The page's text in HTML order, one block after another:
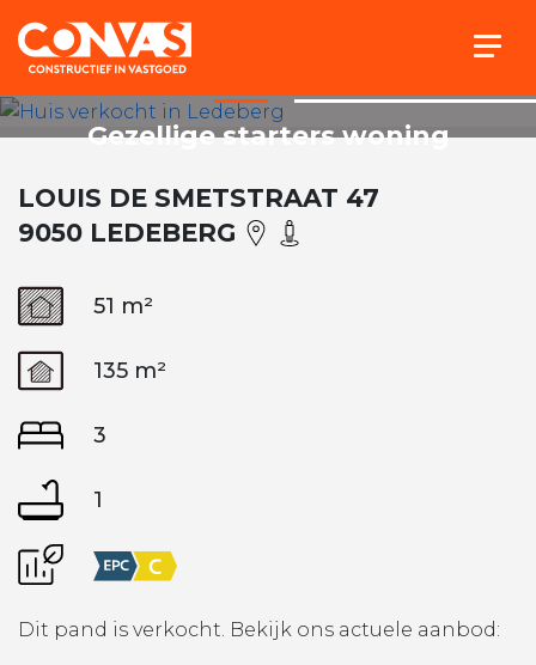
LOUIS DE SMETSTRAAT 47
9050 LEDEBERG
51 m²
135 m²
3
1
Dit pand is verkocht. Bekijk ons actuele aanbod:
Gezellige starters woning